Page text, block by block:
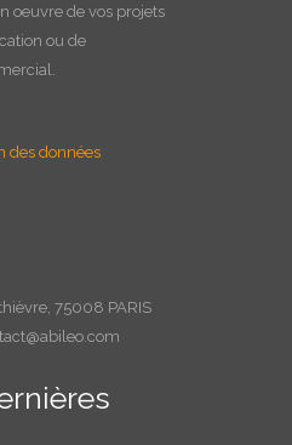
oeuvre de vos projets
ou de
des données
75008 PARIS